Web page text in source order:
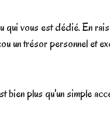
vous est dédié. En
un trésor personnel et
bien plus qu'un simple